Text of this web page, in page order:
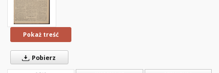
Pokaż treść
Pobierz